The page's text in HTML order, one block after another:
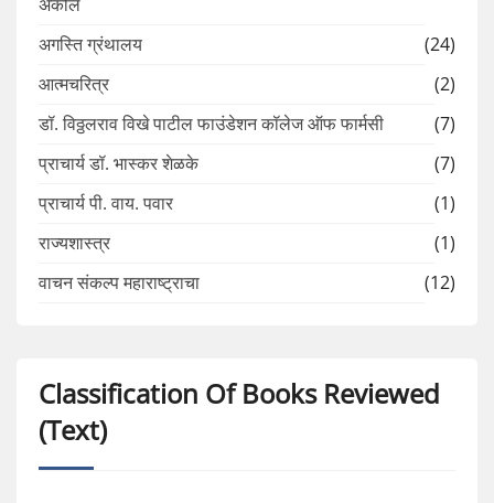
अकोले
अगस्ति ग्रंथालय
(24)
आत्मचरित्र
(2)
डॉ. विठ्ठलराव विखे पाटील फाउंडेशन कॉलेज ऑफ फार्मसी
(7)
प्राचार्य डॉ. भास्कर शेळके
(7)
प्राचार्य पी. वाय. पवार
(1)
राज्यशास्त्र
(1)
वाचन संकल्प महाराष्ट्राचा
(12)
Classification Of Books Reviewed
(Text)